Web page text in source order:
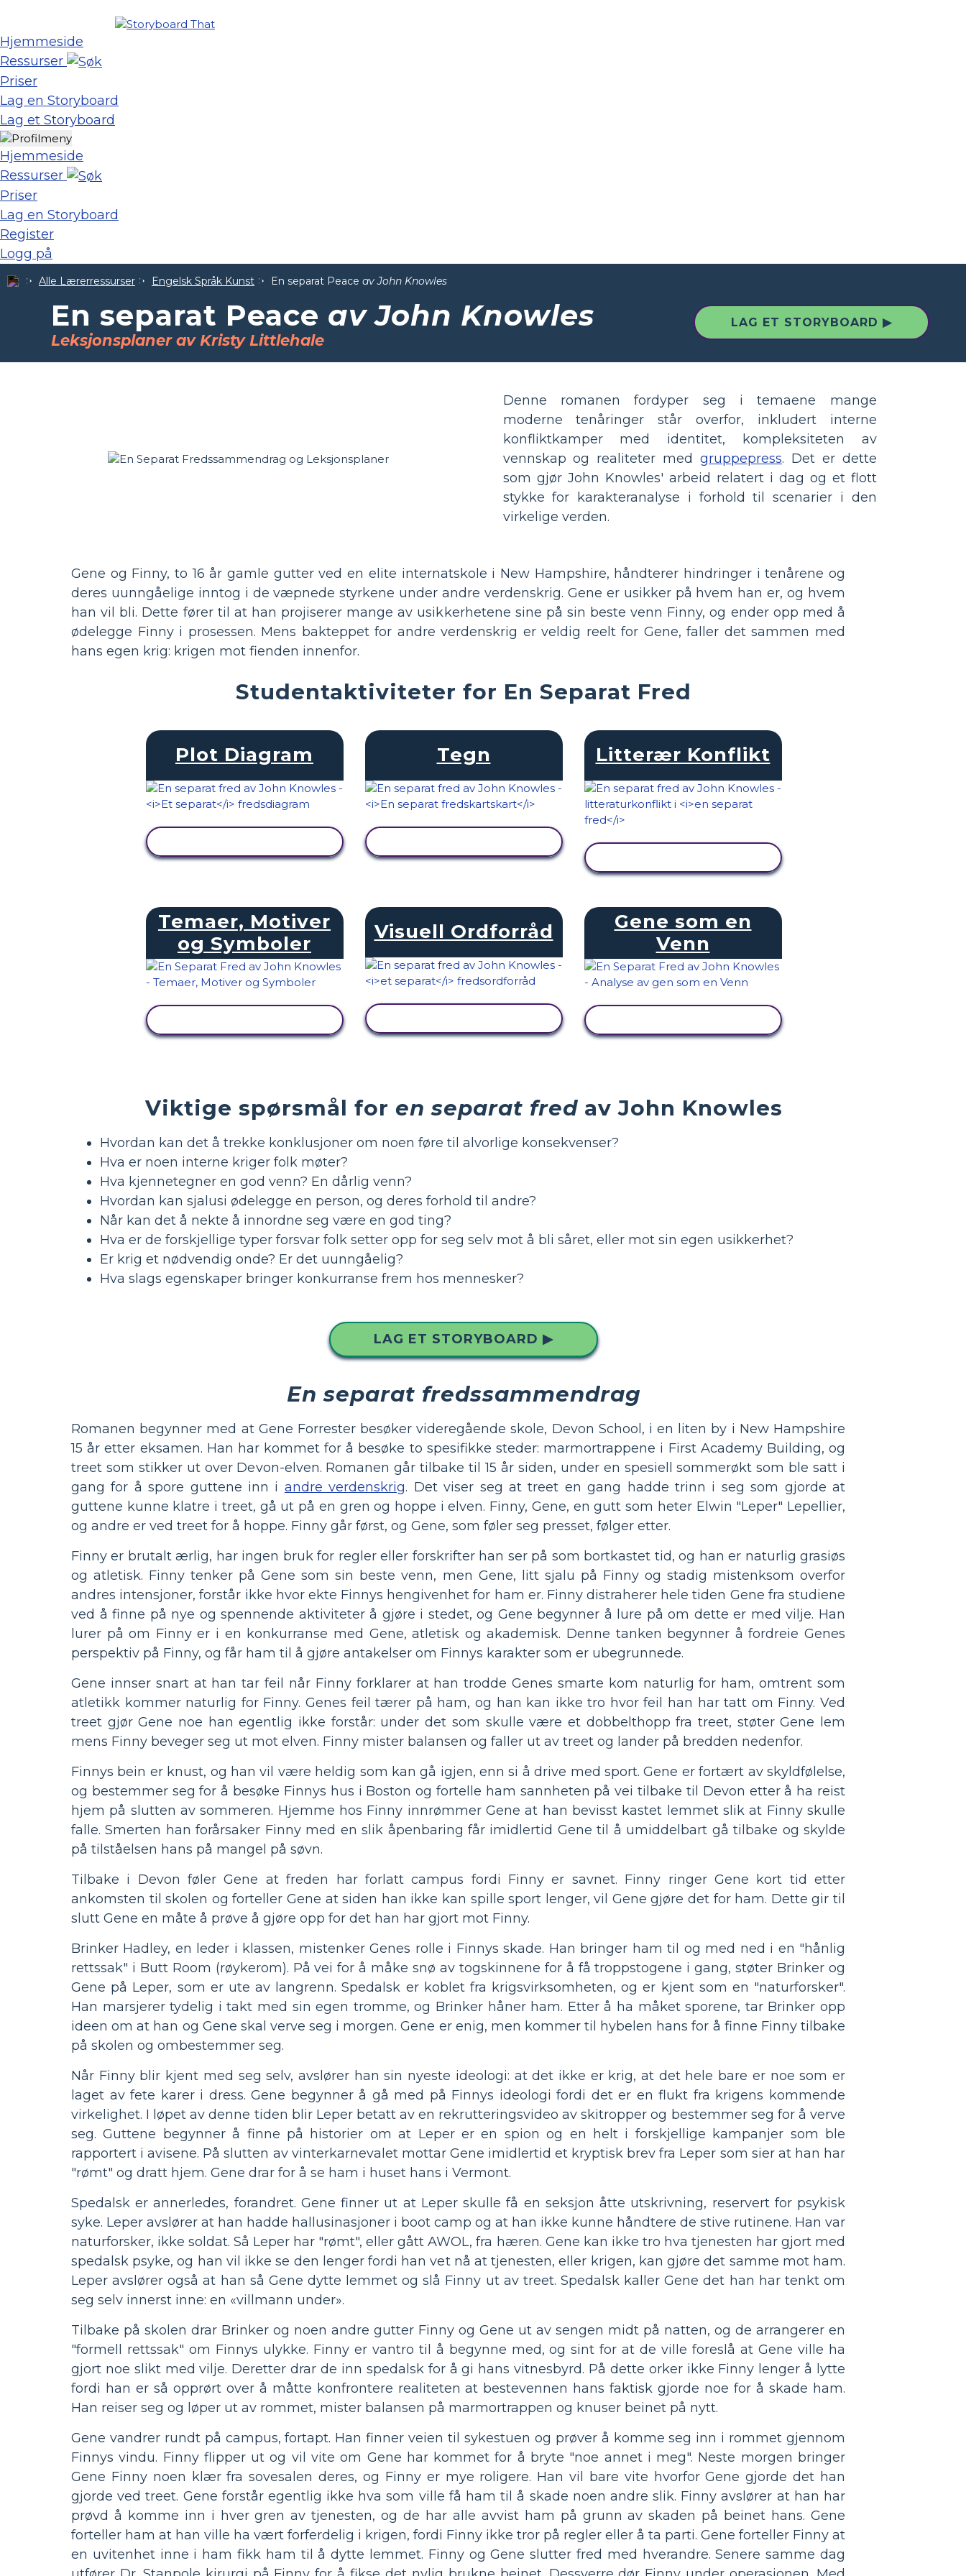
Hjemmeside
Ressurser
Priser
Lag en Storyboard
Lag et Storyboard
Hjemmeside
Ressurser
Priser
Lag en Storyboard
Register
Logg på
Alle Lærerressurser Engelsk Språk Kunst En separat Peace av John Knowles
En separat Peace av John Knowles
Leksjonsplaner av Kristy Littlehale
LAG ET STORYBOARD ▶
Denne romanen fordyper seg i temaene mange
moderne tenåringer står overfor, inkludert interne
konfliktkamper med identitet, kompleksiteten av
vennskap og realiteter med gruppepress. Det er dette
som gjør John Knowles' arbeid relatert i dag og et flott
stykke for karakteranalyse i forhold til scenarier i den
virkelige verden.
Gene og Finny, to 16 år gamle gutter ved en elite internatskole i New Hampshire, håndterer hindringer i tenårene og
deres uunngåelige inntog i de væpnede styrkene under andre verdenskrig. Gene er usikker på hvem han er, og hvem
han vil bli. Dette fører til at han projiserer mange av usikkerhetene sine på sin beste venn Finny, og ender opp med å
ødelegge Finny i prosessen. Mens bakteppet for andre verdenskrig er veldig reelt for Gene, faller det sammen med
hans egen krig: krigen mot fienden innenfor.
Studentaktiviteter for En Separat Fred
Plot Diagram Tegn Litterær Konflikt
Temaer, Motiver
og Symboler
Visuell Ordforråd
Gene som en
Venn
Viktige spørsmål for en separat fredav John Knowles
Hvordan kan det å trekke konklusjoner om noen føre til alvorlige konsekvenser?
Hva er noen interne kriger folk møter?
Hva kjennetegner en god venn? En dårlig venn?
Hvordan kan sjalusi ødelegge en person, og deres forhold til andre?
Når kan det å nekte å innordne seg være en god ting?
Hva er de forskjellige typer forsvar folk setter opp for seg selv mot å bli såret, eller mot sin egen usikkerhet?
Er krig et nødvendig onde? Er det uunngåelig?
Hva slags egenskaper bringer konkurranse frem hos mennesker?
LAG ET STORYBOARD ▶
En separat fredssammendrag
Romanen begynner med at Gene Forrester besøker videregående skole, Devon School, i en liten by i New Hampshire
15 år etter eksamen. Han har kommet for å besøke to spesifikke steder: marmortrappene i First Academy Building, og
treet som stikker ut over Devon-elven. Romanen går tilbake til 15 år siden, under en spesiell sommerøkt som ble satt i
gang for å spore guttene inn i andre verdenskrig. Det viser seg at treet en gang hadde trinn i seg som gjorde at
guttene kunne klatre i treet, gå ut på en gren og hoppe i elven. Finny, Gene, en gutt som heter Elwin "Leper" Lepellier,
og andre er ved treet for å hoppe. Finny går først, og Gene, som føler seg presset, følger etter.
Finny er brutalt ærlig, har ingen bruk for regler eller forskrifter han ser på som bortkastet tid, og han er naturlig grasiøs
og atletisk. Finny tenker på Gene som sin beste venn, men Gene, litt sjalu på Finny og stadig mistenksom overfor
andres intensjoner, forstår ikke hvor ekte Finnys hengivenhet for ham er. Finny distraherer hele tiden Gene fra studiene
ved å finne på nye og spennende aktiviteter å gjøre i stedet, og Gene begynner å lure på om dette er med vilje. Han
lurer på om Finny er i en konkurranse med Gene, atletisk og akademisk. Denne tanken begynner å fordreie Genes
perspektiv på Finny, og får ham til å gjøre antakelser om Finnys karakter som er ubegrunnede.
Gene innser snart at han tar feil når Finny forklarer at han trodde Genes smarte kom naturlig for ham, omtrent som
atletikk kommer naturlig for Finny. Genes feil tærer på ham, og han kan ikke tro hvor feil han har tatt om Finny. Ved
treet gjør Gene noe han egentlig ikke forstår: under det som skulle være et dobbelthopp fra treet, støter Gene lem
mens Finny beveger seg ut mot elven. Finny mister balansen og faller ut av treet og lander på bredden nedenfor.
Finnys bein er knust, og han vil være heldig som kan gå igjen, enn si å drive med sport. Gene er fortært av skyldfølelse,
og bestemmer seg for å besøke Finnys hus i Boston og fortelle ham sannheten på vei tilbake til Devon etter å ha reist
hjem på slutten av sommeren. Hjemme hos Finny innrømmer Gene at han bevisst kastet lemmet slik at Finny skulle
falle. Smerten han forårsaker Finny med en slik åpenbaring får imidlertid Gene til å umiddelbart gå tilbake og skylde
på tilståelsen hans på mangel på søvn.
Tilbake i Devon føler Gene at freden har forlatt campus fordi Finny er savnet. Finny ringer Gene kort tid etter
ankomsten til skolen og forteller Gene at siden han ikke kan spille sport lenger, vil Gene gjøre det for ham. Dette gir til
slutt Gene en måte å prøve å gjøre opp for det han har gjort mot Finny.
Brinker Hadley, en leder i klassen, mistenker Genes rolle i Finnys skade. Han bringer ham til og med ned i en "hånlig
rettssak" i Butt Room (røykerom). På vei for å måke snø av togskinnene for å få troppstogene i gang, støter Brinker og
Gene på Leper, som er ute av langrenn. Spedalsk er koblet fra krigsvirksomheten, og er kjent som en "naturforsker".
Han marsjerer tydelig i takt med sin egen tromme, og Brinker håner ham. Etter å ha måket sporene, tar Brinker opp
ideen om at han og Gene skal verve seg i morgen. Gene er enig, men kommer til hybelen hans for å finne Finny tilbake
på skolen og ombestemmer seg.
Når Finny blir kjent med seg selv, avslører han sin nyeste ideologi: at det ikke er krig, at det hele bare er noe som er
laget av fete karer i dress. Gene begynner å gå med på Finnys ideologi fordi det er en flukt fra krigens kommende
virkelighet. I løpet av denne tiden blir Leper betatt av en rekrutteringsvideo av skitropper og bestemmer seg for å verve
seg. Guttene begynner å finne på historier om at Leper er en spion og en helt i forskjellige kampanjer som ble
rapportert i avisene. På slutten av vinterkarnevalet mottar Gene imidlertid et kryptisk brev fra Leper som sier at han har
"rømt" og dratt hjem. Gene drar for å se ham i huset hans i Vermont.
Spedalsk er annerledes, forandret. Gene finner ut at Leper skulle få en seksjon åtte utskrivning, reservert for psykisk
syke. Leper avslører at han hadde hallusinasjoner i boot camp og at han ikke kunne håndtere de stive rutinene. Han var
naturforsker, ikke soldat. Så Leper har "rømt", eller gått AWOL, fra hæren. Gene kan ikke tro hva tjenesten har gjort med
spedalsk psyke, og han vil ikke se den lenger fordi han vet nå at tjenesten, eller krigen, kan gjøre det samme mot ham.
Leper avslører også at han så Gene dytte lemmet og slå Finny ut av treet. Spedalsk kaller Gene det han har tenkt om
seg selv innerst inne: en «villmann under».
Tilbake på skolen drar Brinker og noen andre gutter Finny og Gene ut av sengen midt på natten, og de arrangerer en
"formell rettssak" om Finnys ulykke. Finny er vantro til å begynne med, og sint for at de ville foreslå at Gene ville ha
gjort noe slikt med vilje. Deretter drar de inn spedalsk for å gi hans vitnesbyrd. På dette orker ikke Finny lenger å lytte
fordi han er så opprørt over å måtte konfrontere realiteten at bestevennen hans faktisk gjorde noe for å skade ham.
Han reiser seg og løper ut av rommet, mister balansen på marmortrappen og knuser beinet på nytt.
Gene vandrer rundt på campus, fortapt. Han finner veien til sykestuen og prøver å komme seg inn i rommet gjennom
Finnys vindu. Finny flipper ut og vil vite om Gene har kommet for å bryte "noe annet i meg". Neste morgen bringer
Gene Finny noen klær fra sovesalen deres, og Finny er mye roligere. Han vil bare vite hvorfor Gene gjorde det han
gjorde ved treet. Gene forstår egentlig ikke hva som ville få ham til å skade noen andre slik. Finny avslører at han har
prøvd å komme inn i hver gren av tjenesten, og de har alle avvist ham på grunn av skaden på beinet hans. Gene
forteller ham at han ville ha vært forferdelig i krigen, fordi Finny ikke tror på regler eller å ta parti. Gene forteller Finny at
en uvitenhet inne i ham fikk ham til å dytte lemmet. Finny og Gene slutter fred med hverandre. Senere samme dag